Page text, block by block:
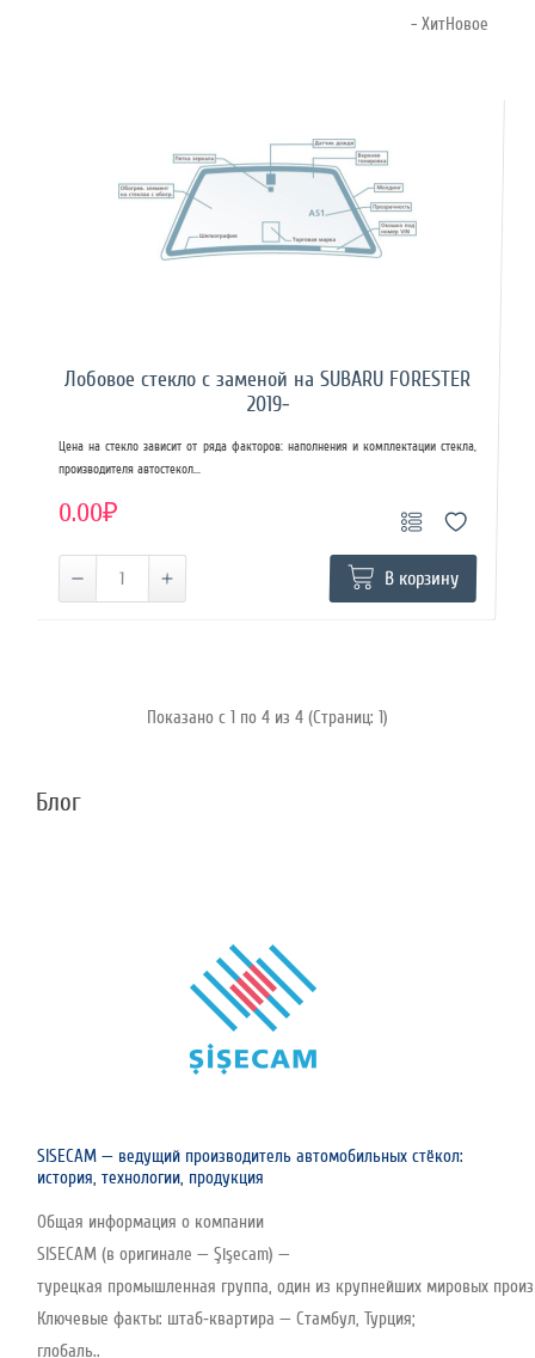
- ХитНовое
Лобовое стекло с заменой на SUBARU FORESTER
2019-
Цена на стекло зависит от ряда факторов: наполнения и комплектации стекла,
производителя автостекол...
0.00₽
В корзину
Показано с 1 по 4 из 4 (Страниц: 1)
Блог
SISECAM — ведущий производитель автомобильных стёкол:
история, технологии, продукция
Общая информация о компании
SISECAM (в оригинале — Şişecam) —
турецкая промышленная группа, один из крупнейших мировых
Ключевые факты: штаб‑квартира — Стамбул, Турция;
глобаль..